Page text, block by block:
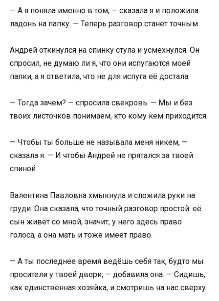
— А я поняла именно в том, — сказала я и положила
ладонь на папку. — Теперь разговор станет точным.
Андрей откинулся на спинку стула и усмехнулся. Он
спросил, не думаю ли я, что они испугаются моей
папки, а я ответила, что не для испуга её достала.
— Тогда зачем? — спросила свекровь. — Мы и без
твоих листочков понимаем, кто кому кем приходится.
— Чтобы ты больше не называла меня никем, —
сказала я. — И чтобы Андрей не прятался за твоей
спиной.
Валентина Павловна хмыкнула и сложила руки на
груди. Она сказала, что точный разговор простой: её
сын живёт со мной, значит, у него здесь право
голоса, а она мать и тоже имеет право.
— А ты последнее время ведёшь себя так, будто мы
просители у твоей двери, — добавила она. — Сидишь,
как единственная хозяйка, и смотришь на нас сверху.